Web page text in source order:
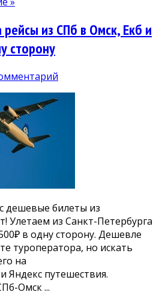
из СПб в Омск, Екб и
сторону
дешевые билеты из
Улетаем из Санкт-Петербурга
в одну сторону. Дешевле
туроператора, но искать
на
Яндекс путешествия.
Омск ...